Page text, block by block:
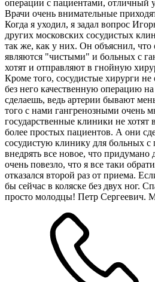
операции с пациентами, отличный
Врачи очень внимательные
Когда я уходил, я задал вопрос
других московских сосудистых
так же, как у них. Он объяснил, что
являются "чистыми" и больных с
хотят и отправляют в гнойную
Кроме того, сосудистые хирурги
без него качественную операцию
сделаешь, ведь артерии бывают
того с нами гангренозными очень
государственные клиники не хотят
более простых пациентов. А они
сосудистую клинику для больных с
внедрять все новое, что придумано
очень повезло, что я все таки
отказался второй раз от приема.
бы сейчас в коляске без двух ног.
просто молодцы! Петр Сергеевич.